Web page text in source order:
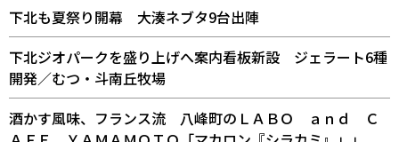
下北も夏祭り開幕 大湊ネブタ9台出陣
下北ジオパークを盛り上げへ案内看板新設 ジェラート6種
開発／むつ・斗南丘牧場
酒かす風味、フランス流 八峰町のＬＡＢＯ ａｎｄ Ｃ